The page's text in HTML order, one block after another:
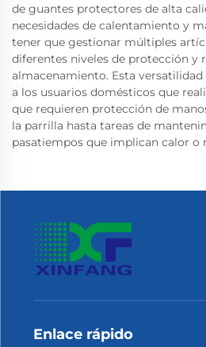
de guantes protectores de alta
necesidades de calentamiento y
tener que gestionar múltiples
diferentes niveles de protección y
almacenamiento. Esta
a los usuarios domésticos que
que requieren protección de
la parrilla hasta tareas de
pasatiempos que implican calor o
Enlace rápido